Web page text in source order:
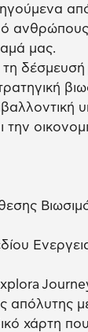
μας.
δέσμευσή
την
απόλυτης
χάρτη